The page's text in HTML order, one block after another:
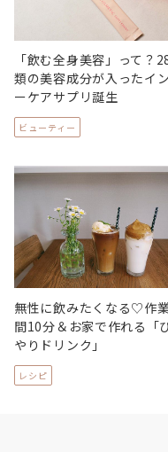
「飲む全身美容」って？
類の美容成分が入ったイ
ーケアサプリ誕生
ビューティー
無性に飲みたくなる♡作
間10分＆お家で作れる「
やりドリンク」
レシピ